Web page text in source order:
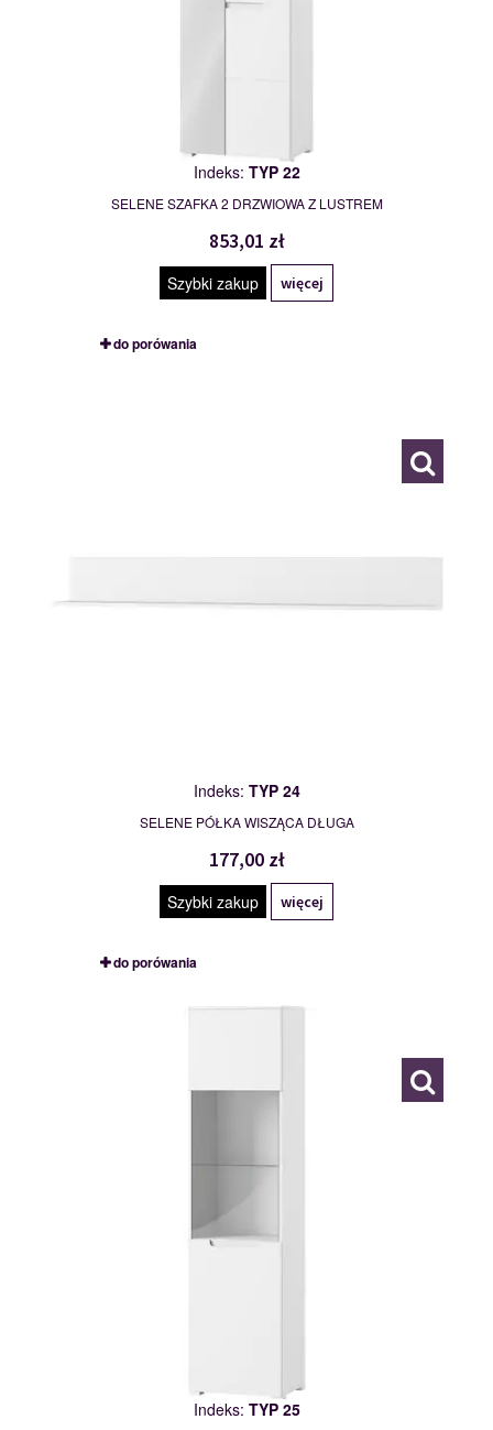
Indeks: TYP 22
SELENE SZAFKA 2 DRZWIOWA Z LUSTREM
853,01 zł
Szybki zakup więcej
do porówania
Indeks: TYP 24
SELENE PÓŁKA WISZĄCA DŁUGA
177,00 zł
Szybki zakup więcej
do porówania
Indeks: TYP 25